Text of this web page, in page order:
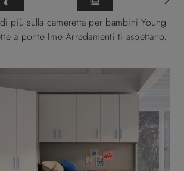
più sulla cameretta per bambini Young
a ponte Ime Arredamenti ti aspettano.